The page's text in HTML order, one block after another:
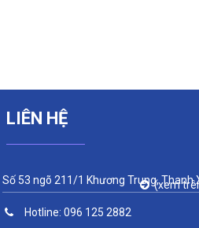
LIÊN HỆ
Số 53 ngõ 211/1 Khương Trung, Thanh
(xem
Hotline: 096 125 2882